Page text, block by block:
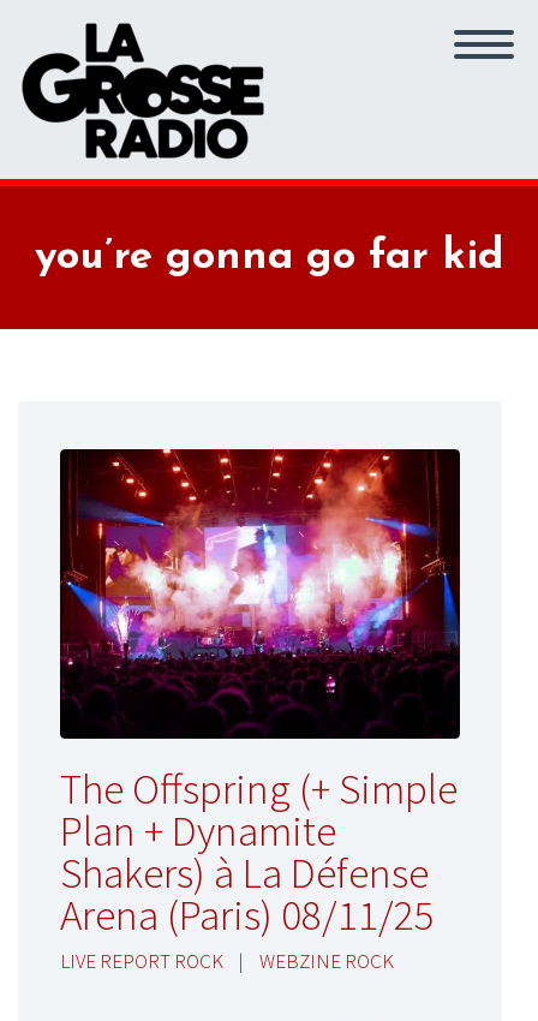
you’re gonna go far kid
The Offspring (+ Simple
Plan + Dynamite
Shakers) à La Défense
Arena (Paris) 08/11/25
LIVE REPORT ROCK | WEBZINE ROCK